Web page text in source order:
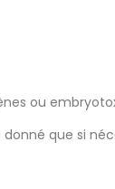
ou
que si